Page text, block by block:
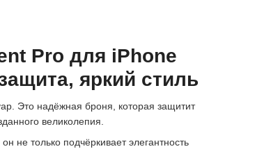
Pro для iPhone
яркий стиль
Это надёжная броня, которая защитит
великолепия.
не только подчёркивает элегантность